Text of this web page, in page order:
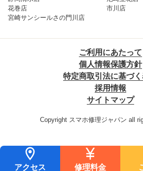
花巻店
市川店
宮崎サンシールさの門川店
ご利用にあたって
個人情報保護方針
特定商取引法に基づ
採用情報
サイトマップ
Copyright スマホ修理ジャパン all
アクセス 修理料金